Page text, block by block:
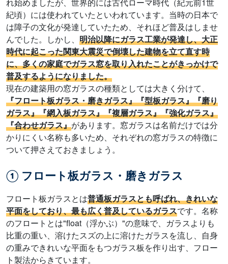
れ始めましたが、世界的には古代ローマ時代（紀元前1世
紀頃）には使われていたといわれています。当時の日本で
は障子の文化が発達していたため、それほど普及はしませ
んでした。しかし、 明治以降にガラス工業が発達し、大正
時代に起こった関東大震災で倒壊した建物を立て直す時
に、多くの家庭でガラス窓を取り入れたことがきっかけで
普及するようになりました。
現在の建築用の窓ガラスの種類としては大きく分けて、
『フロート板ガラス・磨きガラス』『型板ガラス』『磨り
ガラス』『網入板ガラス』『複層ガラス』『強化ガラス』
『合わせガラス』があります。窓ガラスは名前だけでは分
かりにくい名称も多いため、それぞれの窓ガラスの特徴に
ついて押さえておきましょう。
① フロート板ガラス・磨きガラス
フロート板ガラスとは普通板ガラスとも呼ばれ、きれいな
平面をしており、最も広く普及しているガラスです。名称
のフロートとは"float（浮かぶ）"の意味で、ガラスよりも
比重の重い、溶けたスズの上に溶けたガラスを流し、自身
の重みできれいな平面をもつガラス板を作り出す、フロー
ト製法からきています。